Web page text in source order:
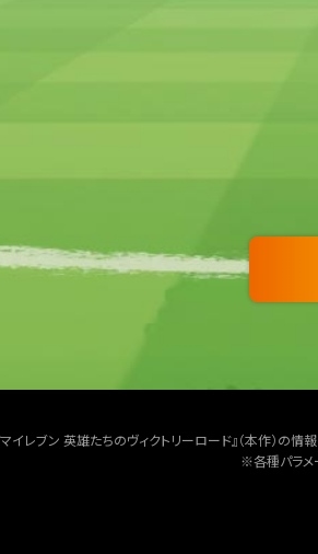
イレブン 英雄たちのヴィクトリーロード』（本作）の
※各種パラメ